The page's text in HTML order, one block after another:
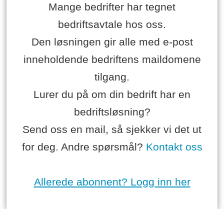
Mange bedrifter har tegnet
bedriftsavtale hos oss.
Den løsningen gir alle med e-post
inneholdende bedriftens maildomene
tilgang.
Lurer du på om din bedrift har en
bedriftsløsning?
Send oss en mail, så sjekker vi det ut
for deg. Andre spørsmål? Kontakt oss
Allerede abonnent? Logg inn her